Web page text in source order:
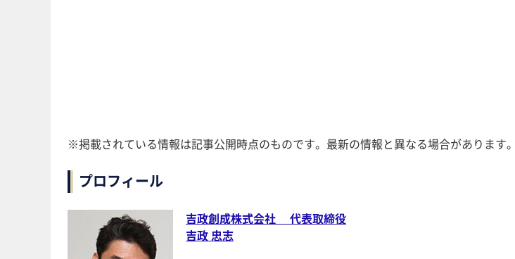
※掲載されている情報は記事公開時点のものです。最新の情報と異なる場合があります。
プロフィール
吉政創成株式会社 代表取締役
吉政 忠志